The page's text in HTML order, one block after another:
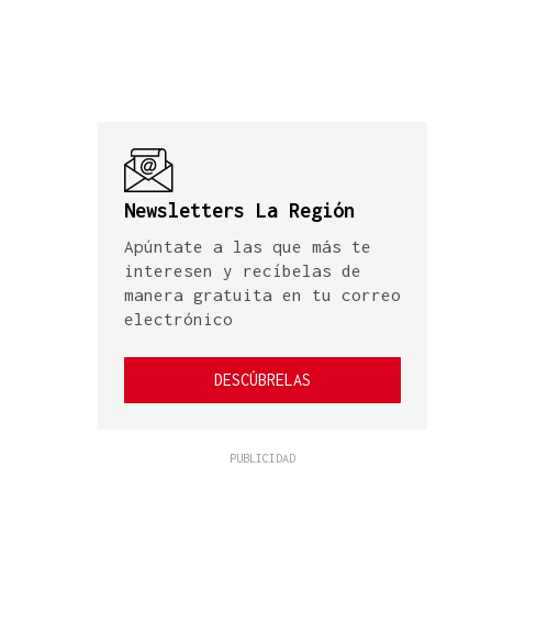
Newsletters La Región
Apúntate a las que más te
interesen y recíbelas de
manera gratuita en tu correo
electrónico
DESCÚBRELAS